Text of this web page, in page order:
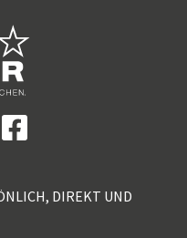
DIREKT UND